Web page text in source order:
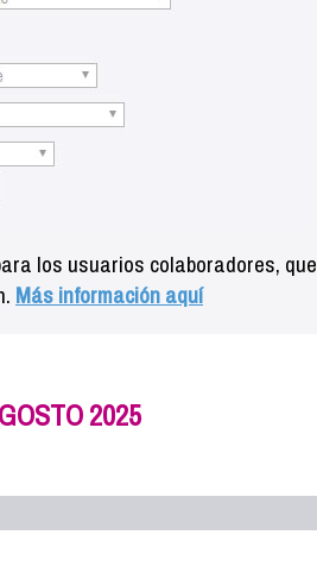
los usuarios colaboradores, que
Más información aquí
2025